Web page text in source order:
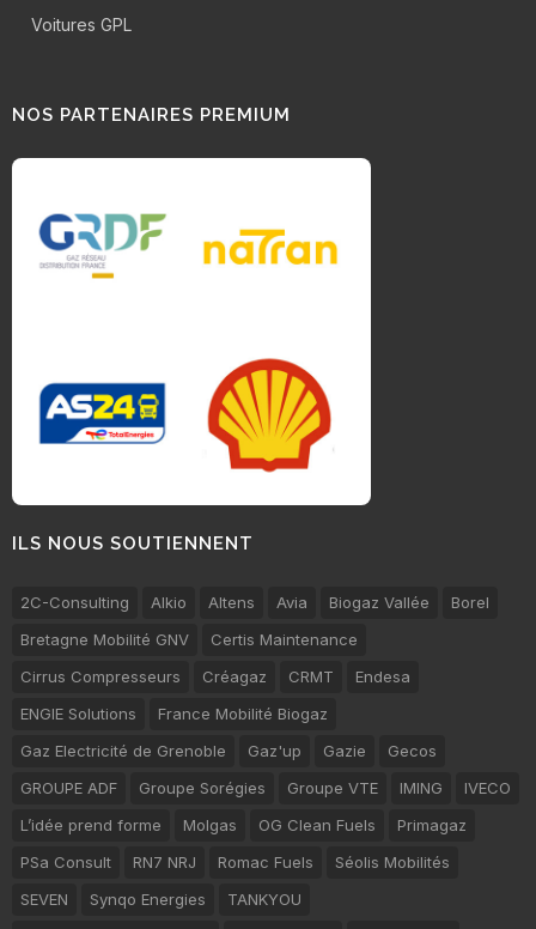
Voitures GPL
NOS PARTENAIRES PREMIUM
ILS NOUS SOUTIENNENT
2C-Consulting Alkio Altens Avia Biogaz Vallée
Borel
Bretagne Mobilité GNV
Certis Maintenance
Cirrus Compresseurs
Créagaz CRMT
Endesa
ENGIE Solutions
France Mobilité Biogaz
Gaz Electricité de Grenoble
Gaz'up Gazie
Gecos
GROUPE ADF
Groupe Sorégies Groupe VTE IMING
IVECO
L’idée prend forme
Molgas OG Clean Fuels
Primagaz
PSa Consult
RN7 NRJ Romac Fuels
Séolis Mobilités
SEVEN
Synqo Energies
TANKYOU